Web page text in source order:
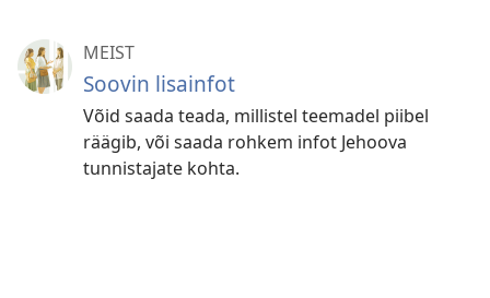
MEIST
Soovin lisainfot
Võid saada teada, millistel teemadel piibel
räägib, või saada rohkem infot Jehoova
tunnistajate kohta.